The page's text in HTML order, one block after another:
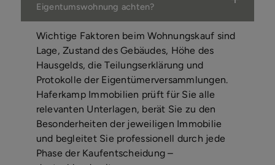
Eigentumswohnung achten?
Wichtige Faktoren beim Wohnungskauf sind
Lage, Zustand des Gebäudes, Höhe des
Hausgelds, die Teilungserklärung und
Protokolle der Eigentümerversammlungen.
Haferkamp Immobilien prüft für Sie alle
relevanten Unterlagen, berät Sie zu den
Besonderheiten der jeweiligen Immobilie
und begleitet Sie professionell durch jede
Phase der Kaufentscheidung –